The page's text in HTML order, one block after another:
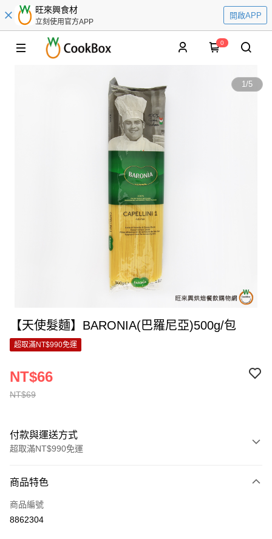
旺來興食材
立刻使用官方APP
開啟APP
0
1/5
【天使髮麵】BARONIA(巴羅尼亞)500g/包
超取滿NT$990免運
NT$69
NT$66
付款與運送方式
超取滿NT$990免運
信用卡一次付款
超商取貨付款
商品特色
商品編號
8862304